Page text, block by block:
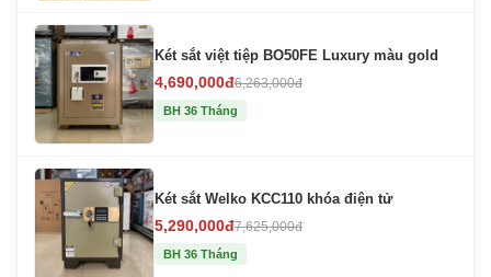
Két sắt việt tiệp BO50FE Luxury màu gold
4,690,000đ6,263,000đ
BH 36 Tháng
Két sắt Welko KCC110 khóa điện tử
5,290,000đ7,625,000đ
BH 36 Tháng